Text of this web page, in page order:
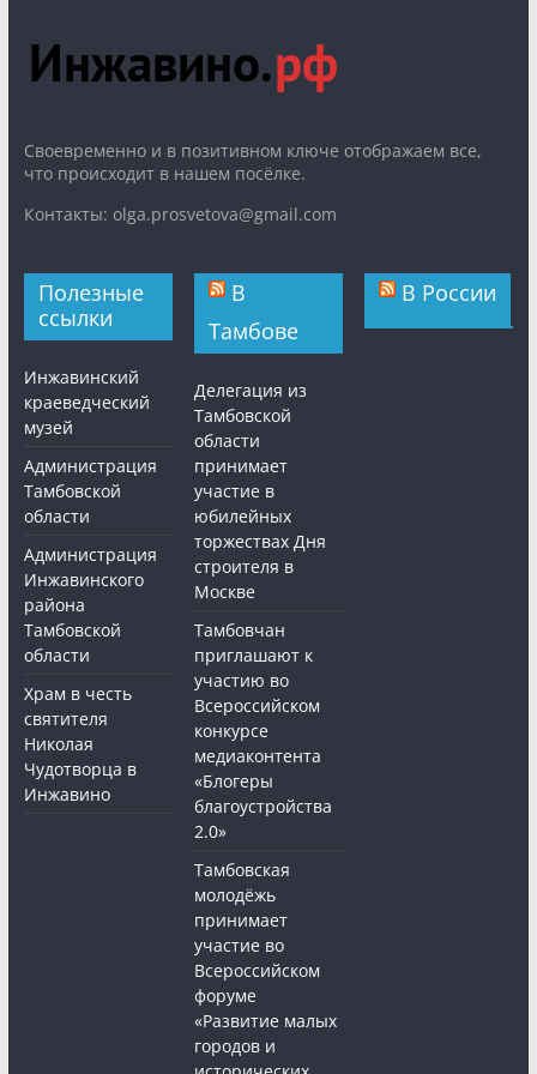
Cвоевременно и в позитивном ключе отображаем все,
что происходит в нашем посёлке.
Контакты: olga.prosvetova@gmail.com
Полезные
ссылки
Инжавинский
краеведческий
музей
Администрация
Тамбовской
области
Администрация
Инжавинского
района
Тамбовской
области
Храм в честь
святителя
Николая
Чудотворца в
Инжавино
В
Тамбове
Делегация из
Тамбовской
области
принимает
участие в
юбилейных
торжествах Дня
строителя в
Москве
Тамбовчан
приглашают к
участию во
Всероссийском
конкурсе
медиаконтента
«Блогеры
благоустройства
2.0»
Тамбовская
молодёжь
принимает
участие во
Всероссийском
форуме
«Развитие малых
городов и
В России